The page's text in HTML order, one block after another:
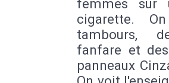
femmes sur
cigarette.
tambours,
fanfare et
panneaux